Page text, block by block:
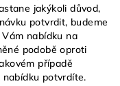
jakýkoli důvod,
potvrdit, budeme
nabídku na
podobě oproti
případě
nabídku potvrdíte.